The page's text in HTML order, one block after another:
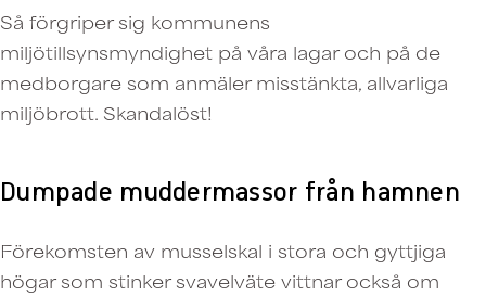
Så förgriper sig kommunens
miljötillsynsmyndighet på våra lagar och på de
medborgare som anmäler misstänkta, allvarliga
miljöbrott. Skandalöst!
Dumpade muddermassor från hamnen
Förekomsten av musselskal i stora och gyttjiga
högar som stinker svavelväte vittnar också om